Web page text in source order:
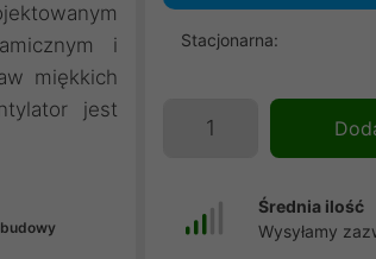
i
miękkich
jest
Stacjonarna:
Średnia ilość
Wysyłamy